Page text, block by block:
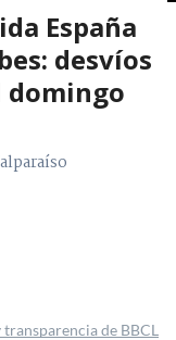
España
desvíos
domingo
transparencia de BBCL